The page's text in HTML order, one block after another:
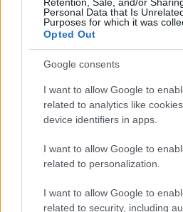
Personal Data that Is
Purposes for which it was
Opted Out
Google consents
I want to allow Google to
related to analytics like
device identifiers in apps.
I want to allow Google to
related to personalization.
I want to allow Google to
related to security, including
bigot
noż